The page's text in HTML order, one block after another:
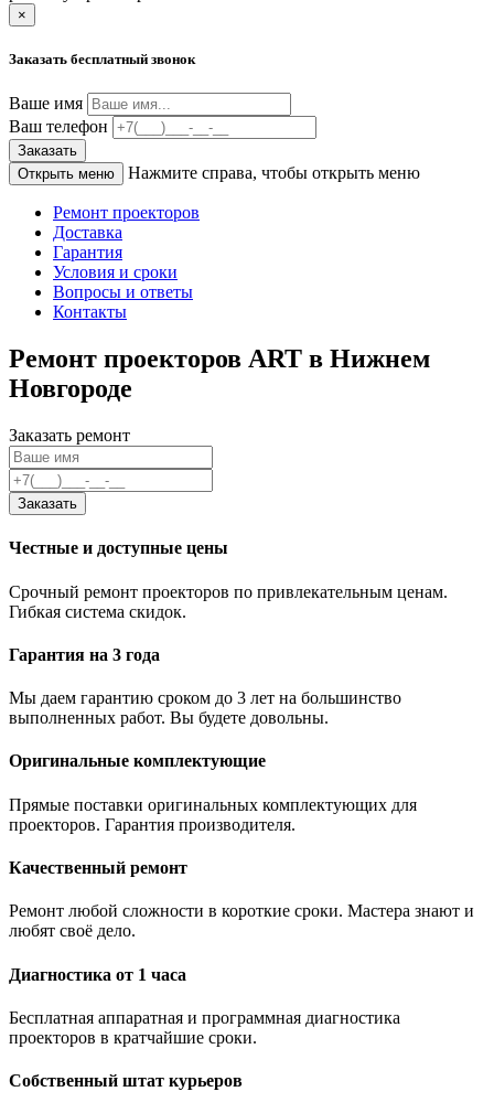
×
Заказать бесплатный звонок
Ваше имя
Ваш телефон
Заказать
Открыть меню
Нажмите справа, чтобы открыть меню
Ремонт проекторов
Доставка
Гарантия
Условия и сроки
Вопросы и ответы
Контакты
Ремонт проекторов ART в Нижнем
Новгороде
Заказать ремонт
Заказать
Честные и доступные цены
Срочный ремонт проекторов по привлекательным ценам.
Гибкая система скидок.
Гарантия на 3 года
Мы даем гарантию сроком до 3 лет на большинство
выполненных работ. Вы будете довольны.
Оригинальные комплектующие
Прямые поставки оригинальных комплектующих для
проекторов. Гарантия производителя.
Качественный ремонт
Ремонт любой сложности в короткие сроки. Мастера знают и
любят своё дело.
Диагностика от 1 часа
Бесплатная аппаратная и программная диагностика
проекторов в кратчайшие сроки.
Собственный штат курьеров